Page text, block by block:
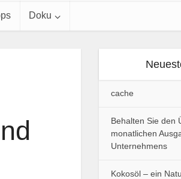
Doku
cache
Behalten Sie den
monatlichen
Unternehmens
Kokosöl – ein